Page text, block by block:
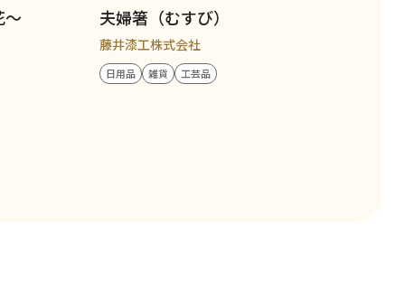
～ 夫婦箸（むすび）
藤井漆工株式会社
日用品 雑貨 工芸品